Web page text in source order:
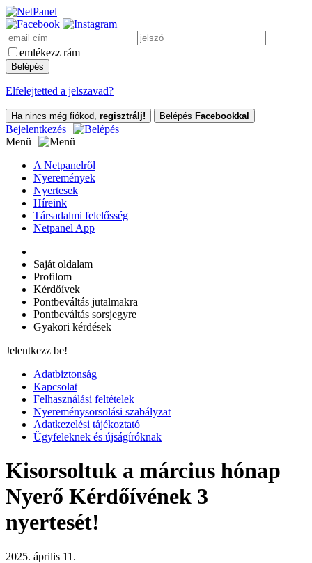
emlékezz rám
Elfelejtetted a jelszavad?
Ha nincs még fiókod, regisztrálj! Belépés Facebookkal
Bejelentkezés
Menü
A Netpanelről
Nyeremények
Nyertesek
Híreink
Társadalmi felelősség
Netpanel App
Saját oldalam
Profilom
Kérdőívek
Pontbeváltás jutalmakra
Pontbeváltás sorsjegyre
Gyakori kérdések
Jelentkezz be!
Adatbiztonság
Kapcsolat
Felhasználási feltételek
Nyereménysorsolási szabályzat
Adatkezelési tájékoztató
Ügyfeleknek és újságíróknak
Kisorsoltuk a március hónap
Nyerő Kérdőívének 3
nyertesét!
2025. április 11.